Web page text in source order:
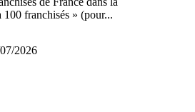
100 franchisés » (pour...
2026